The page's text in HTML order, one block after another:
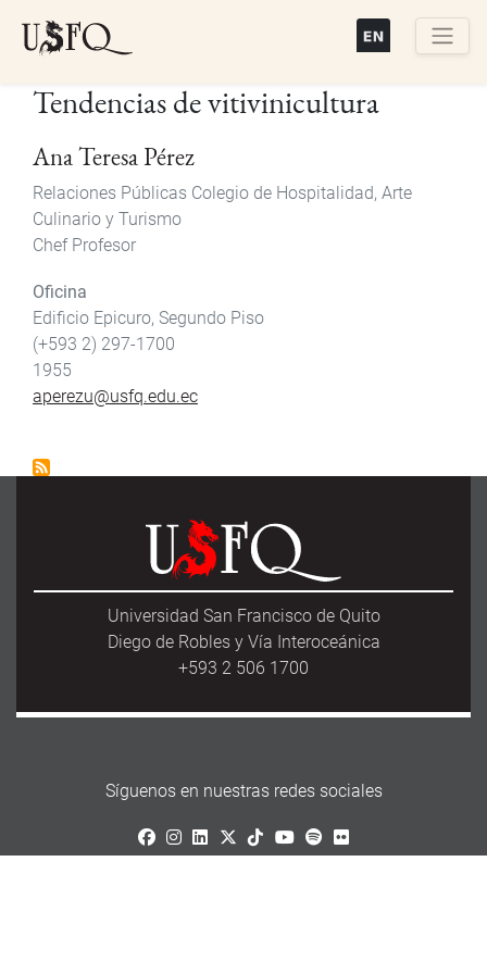
principal
Tendencias de vitivinicultura
Ana Teresa Pérez
Relaciones Públicas Colegio de Hospitalidad, Arte
Culinario y Turismo
Chef Profesor
Oficina
Edificio Epicuro, Segundo Piso
(+593 2) 297-1700
1955
aperezu@usfq.edu.ec
Universidad San Francisco de Quito
Diego de Robles y Vía Interoceánica
+593 2 506 1700
Síguenos en nuestras redes sociales